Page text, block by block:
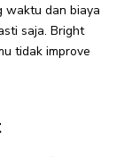
waktu dan biaya
saja. Bright
tidak improve